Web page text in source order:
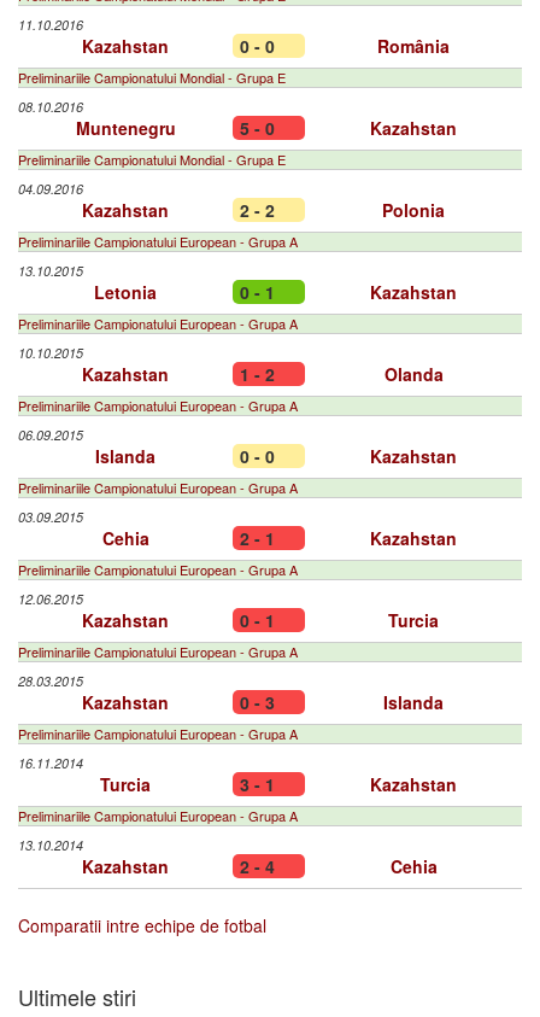
11.10.2016
Kazahstan 0 - 0 România
Preliminariile Campionatului Mondial - Grupa E
08.10.2016
Muntenegru 5 - 0 Kazahstan
Preliminariile Campionatului Mondial - Grupa E
04.09.2016
Kazahstan 2 - 2 Polonia
Preliminariile Campionatului European - Grupa A
13.10.2015
Letonia 0 - 1 Kazahstan
Preliminariile Campionatului European - Grupa A
10.10.2015
Kazahstan 1 - 2 Olanda
Preliminariile Campionatului European - Grupa A
06.09.2015
Islanda 0 - 0 Kazahstan
Preliminariile Campionatului European - Grupa A
03.09.2015
Cehia 2 - 1 Kazahstan
Preliminariile Campionatului European - Grupa A
12.06.2015
Kazahstan 0 - 1 Turcia
Preliminariile Campionatului European - Grupa A
28.03.2015
Kazahstan 0 - 3 Islanda
Preliminariile Campionatului European - Grupa A
16.11.2014
Turcia 3 - 1 Kazahstan
Preliminariile Campionatului European - Grupa A
13.10.2014
Kazahstan 2 - 4 Cehia
Comparatii intre echipe de fotbal
Ultimele stiri